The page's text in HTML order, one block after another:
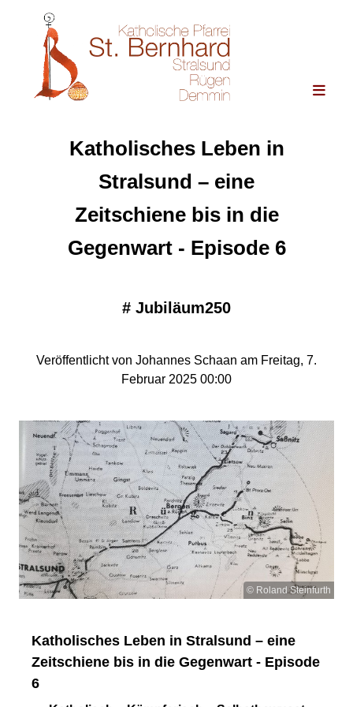
Katholisches Leben in
Stralsund – eine
Zeitschiene bis in die
Gegenwart - Episode 6
# Jubiläum250
Veröffentlicht von Johannes Schaan am Freitag, 7.
Februar 2025 00:00
© Roland Steinfurth
Katholisches Leben in Stralsund – eine
Zeitschiene bis in die Gegenwart - Episode
6